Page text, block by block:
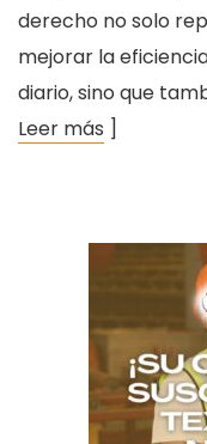
derecho no solo
mejorar la
diario, sino que
Leer más ]